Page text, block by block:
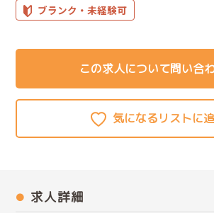
ブランク・未経験可
この求人について問い合
求人詳細